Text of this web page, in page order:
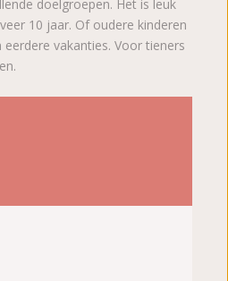
doelgroepen. Het is leuk
10 jaar. Of oudere kinderen
eerdere vakanties. Voor tieners